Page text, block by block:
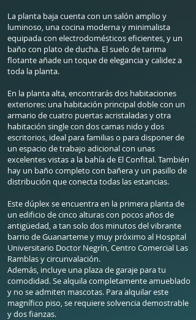
La planta baja cuenta con un salón amplio y
luminoso, una cocina moderna y minimalista
equipada con electrodomésticos eficientes, y un
baño con plato de ducha. El suelo de tarima
flotante añade un toque de elegancia y calidez a
toda la planta.
En la planta alta, encontrarás dos habitaciones
exteriores: una habitación principal doble con un
armario de cuatro puertas acristaladas y otra
habitación single con dos camas nido y dos
escritorios, ideal para familias o para disponer de
un espacio de trabajo adicional con unas
excelentes vistas a la bahía de El Confital. También
hay un baño completo con bañera y un pasillo de
distribución que conecta todas las estancias.
Este dúplex se encuentra en la primera planta de
un edificio de cinco alturas con pocos años de
antigüedad, a tan solo dos minutos del vibrante
barrio de Guanarteme y muy próximo al Hospital
Universitario Doctor Negrín, Centro Comercial Las
Ramblas y circunvalación.
Además, incluye una plaza de garaje para tu
comodidad. Se alquila completamente amueblado
y no se admiten mascotas. Para alquilar este
magnífico piso, se requiere solvencia demostrable
y dos fianzas.